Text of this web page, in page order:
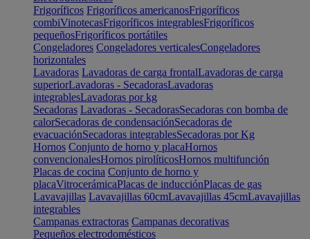
Frigoríficos Frigoríficos americanosFrigoríficos
combiVinotecasFrigoríficos integrablesFrigoríficos
pequeñosFrigoríficos portátiles
Congeladores Congeladores verticalesCongeladores
horizontales
Lavadoras Lavadoras de carga frontalLavadoras de carga
superiorLavadoras - SecadorasLavadoras
integrablesLavadoras por kg
Secadoras Lavadoras - SecadorasSecadoras con bomba de
calorSecadoras de condensaciónSecadoras de
evacuaciónSecadoras integrablesSecadoras por Kg
Hornos Conjunto de horno y placaHornos
convencionalesHornos pirolíticosHornos multifunción
Placas de cocina Conjunto de horno y
placaVitrocerámicaPlacas de inducciónPlacas de gas
Lavavajillas Lavavajillas 60cmLavavajillas 45cmLavavajillas
integrables
Campanas extractoras Campanas decorativas
Pequeños electrodomésticos